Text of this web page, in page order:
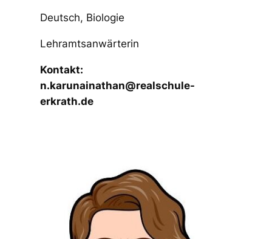
Deutsch, Biologie
Lehramtsanwärterin
Kontakt:
n.karunainathan@realschule-
erkrath.de